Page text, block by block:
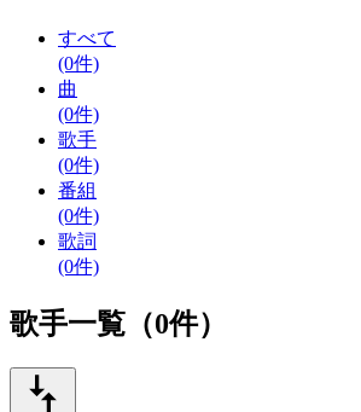
すべて
(0件)
曲
(0件)
歌手
(0件)
番組
(0件)
歌詞
(0件)
歌手一覧（0件）